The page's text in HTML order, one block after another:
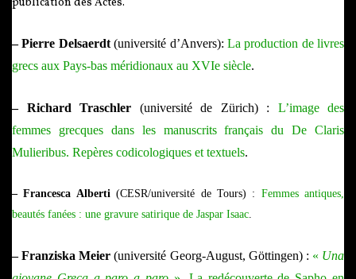
– Pierre Delsaerdt(université d’Anvers): La production de livres
grecs aux Pays-bas méridionaux au XVIe siècle.
– Richard Traschler (université de Zürich) : L’image des
femmes grecques dans les manuscrits français du De Claris
Mulieribus. Repères codicologiques et textuels.
– Francesca Alberti(CESR/université de Tours) : Femmes antiques,
beautés fanées : une gravure satirique de Jaspar Isaac.
– Franziska Meier(université Georg-August, Göttingen) : « Una